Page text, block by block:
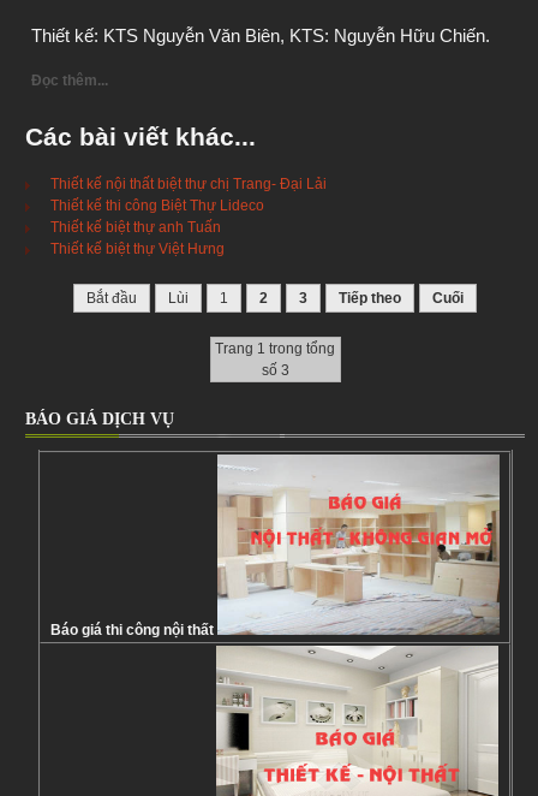
Thiết kế: KTS Nguyễn Văn Biên, KTS: Nguyễn Hữu Chiến.
Đọc thêm...
Các bài viết khác...
Thiết kế nội thất biệt thự chị Trang- Đại Lải
Thiết kế thi công Biệt Thự Lideco
Thiết kế biệt thự anh Tuấn
Thiết kế biệt thự Việt Hưng
Bắt đầu Lùi 1 2 3 Tiếp theo Cuối
Trang 1 trong tổng
số 3
BÁO GIÁ DỊCH VỤ
Báo giá thi công nội thất